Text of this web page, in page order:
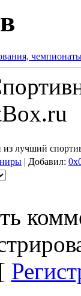
лучший
| Добавил: